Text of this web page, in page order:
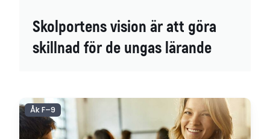
Skolportens vision är att göra
skillnad för de ungas lärande
Åk F–9